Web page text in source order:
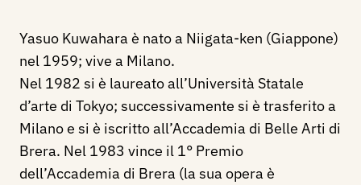
Yasuo Kuwahara è nato a Niigata-ken (Giappone)
nel 1959; vive a Milano.
Nel 1982 si è laureato all’Università Statale
d’arte di Tokyo; successivamente si è trasferito a
Milano e si è iscritto all’Accademia di Belle Arti di
Brera. Nel 1983 vince il 1° Premio
dell’Accademia di Brera (la sua opera è